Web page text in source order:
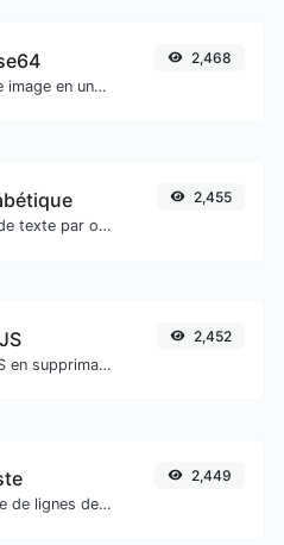
Transformer une image en une chaîne Base64.
2,468
Triez les lignes de texte par ordre alphabétique (A-Z ou Z-A) facilement.
2,455
Minifiez votre JS en supprimant tous les caractères inutiles.
2,452
Inverser une liste de lignes de texte données.
2,449